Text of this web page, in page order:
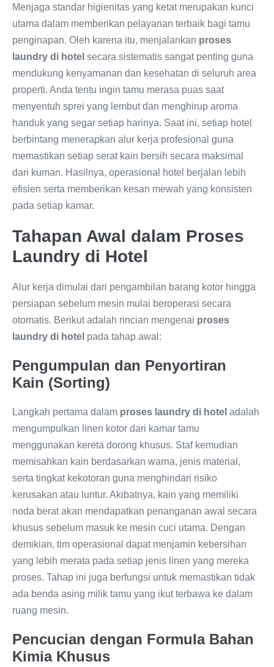
Menjaga standar higienitas yang ketat merupakan kunci
utama dalam memberikan pelayanan terbaik bagi tamu
penginapan. Oleh karena itu, menjalankan proses
laundry di hotel secara sistematis sangat penting guna
mendukung kenyamanan dan kesehatan di seluruh area
properti. Anda tentu ingin tamu merasa puas saat
menyentuh sprei yang lembut dan menghirup aroma
handuk yang segar setiap harinya. Saat ini, setiap hotel
berbintang menerapkan alur kerja profesional guna
memastikan setiap serat kain bersih secara maksimal
dari kuman. Hasilnya, operasional hotel berjalan lebih
efisien serta memberikan kesan mewah yang konsisten
pada setiap kamar.
Tahapan Awal dalam Proses
Laundry di Hotel
Alur kerja dimulai dari pengambilan barang kotor hingga
persiapan sebelum mesin mulai beroperasi secara
otomatis. Berikut adalah rincian mengenai proses
laundry di hotel pada tahap awal:
Pengumpulan dan Penyortiran
Kain (Sorting)
Langkah pertama dalam proses laundry di hotel adalah
mengumpulkan linen kotor dari kamar tamu
menggunakan kereta dorong khusus. Staf kemudian
memisahkan kain berdasarkan warna, jenis material,
serta tingkat kekotoran guna menghindari risiko
kerusakan atau luntur. Akibatnya, kain yang memiliki
noda berat akan mendapatkan penanganan awal secara
khusus sebelum masuk ke mesin cuci utama. Dengan
demikian, tim operasional dapat menjamin kebersihan
yang lebih merata pada setiap jenis linen yang mereka
proses. Tahap ini juga berfungsi untuk memastikan tidak
ada benda asing milik tamu yang ikut terbawa ke dalam
ruang mesin.
Pencucian dengan Formula Bahan
Kimia Khusus